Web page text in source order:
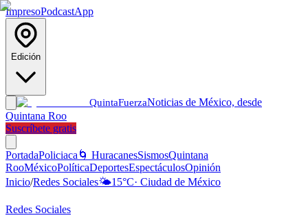
ImpresoPodcastApp
Edición
QuintaFuerzaNoticias de México, desde
Quintana Roo
Suscríbete gratis
PortadaPoliciaca 🌀 HuracanesSismosQuintana
RooMéxicoPolíticaDeportesEspectáculosOpinión
Inicio/Redes Sociales🌤️15°C· Ciudad de México
Redes Sociales